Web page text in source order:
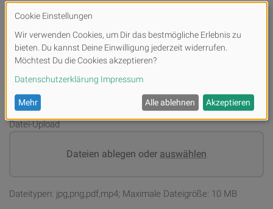
Telefonnummer (bei Rückfragen)
E-Mail
Datei-Upload
Dateien ablegen oder auswählen
Dateitypen: jpg,png,pdf,mp4; Maximale Dateigröße: 10 MB